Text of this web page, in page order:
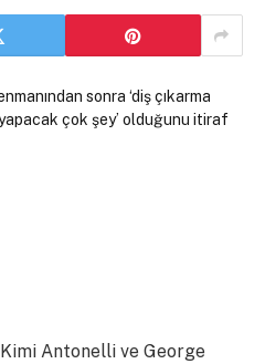
Antonelli ve George